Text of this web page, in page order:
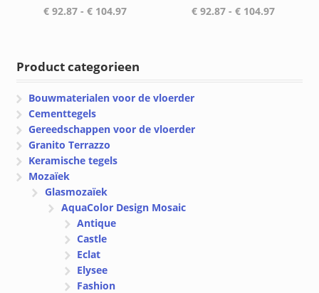
€92.87 - €104.97Prijsklasse:
€ 92.87 - € 104.97
Product categorieen
Bouwmaterialen voor de vloerder
Cementtegels
Gereedschappen voor de vloerder
Granito Terrazzo
Keramische tegels
Mozaïek
Glasmozaïek
AquaColor Design Mosaic
Antique
Castle
Eclat
Elysee
Fashion